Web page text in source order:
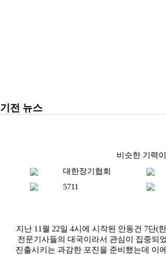
기전 뉴스
비슷한 기력
대한장기협회
5711
지난 11월 22일 4시에 시작된 안동건 7단(
전문기사들의 대국이라서 관심이 집중되
진출시키는 과감한 포진을 준비했는데 이